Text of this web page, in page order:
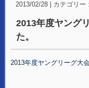
2013/02/28 カテゴリー :
2013年度ヤング
た。
2013年度ヤングリーグ大